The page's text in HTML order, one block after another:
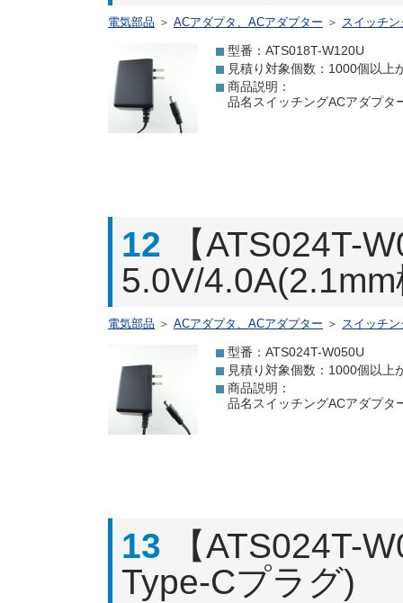
電気部品 ＞ ACアダプタ、ACアダプター ＞ スイッチ
型番：ATS018T-W120U
見積り対象個数：1000個以上
商品説明：
品名スイッチングACアダプタ
12
【ATS024T-
5.0V/
電気部品 ＞ ACアダプタ、ACアダプター ＞ スイッチ
型番：ATS024T-W050U
見積り対象個数：1000個以上
商品説明：
品名スイッチングACアダプタ
13
【ATS024T-
Type-Cプラグ)